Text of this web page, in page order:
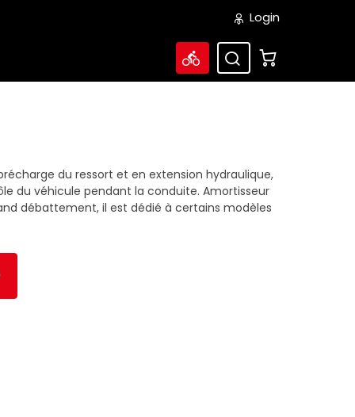
Login
du ressort et en extension hydraulique,
du véhicule pendant la conduite. Amortisseur
débattement, il est dédié à certains modèles